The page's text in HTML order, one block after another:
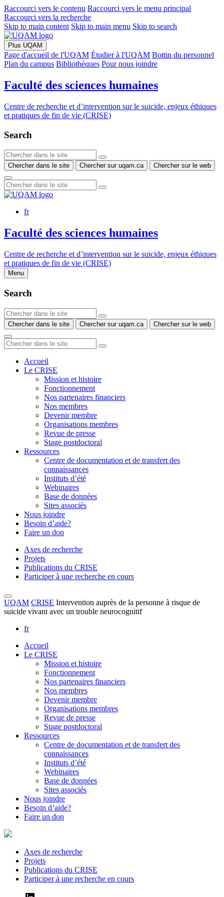
Raccourci vers le contenu Raccourci vers le menu principal
Raccourci vers la recherche
Skip to main content Skip to main menu Skip to search
Plus UQAM
Page d'accueil de l'UQAM Étudier à l'UQAM Bottin du personnel
Plan du campus Bibliothèques Pour nous joindre
Faculté des sciences humaines
Centre de recherche et d’intervention sur le suicide, enjeux éthiques
et pratiques de fin de vie (CRISE)
Search
Chercher dans le site Chercher sur uqam.ca Chercher sur le web
fr
Faculté des sciences humaines
Centre de recherche et d’intervention sur le suicide, enjeux éthiques
et pratiques de fin de vie (CRISE)
Menu
Search
Chercher dans le site Chercher sur uqam.ca Chercher sur le web
Accueil
Le CRISE
Mission et histoire
Fonctionnement
Nos partenaires financiers
Nos membres
Devenir membre
Organisations membres
Revue de presse
Stage postdoctoral
Ressources
Centre de documentation et de transfert des
connaissances
Instituts d’été
Webinaires
Base de données
Sites associés
Nous joindre
Besoin d’aide?
Faire un don
Axes de recherche
Projets
Publications du CRISE
Participer à une recherche en cours
UQAM CRISE Intervention auprès de la personne à risque de
suicide vivant avec un trouble neurocognitif
fr
Accueil
Le CRISE
Mission et histoire
Fonctionnement
Nos partenaires financiers
Nos membres
Devenir membre
Organisations membres
Revue de presse
Stage postdoctoral
Ressources
Centre de documentation et de transfert des
connaissances
Instituts d’été
Webinaires
Base de données
Sites associés
Nous joindre
Besoin d’aide?
Faire un don
Axes de recherche
Projets
Publications du CRISE
Participer à une recherche en cours